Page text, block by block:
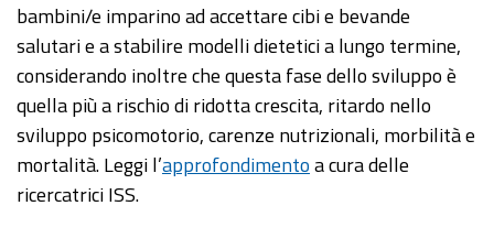
bambini/e imparino ad accettare cibi e bevande
salutari e a stabilire modelli dietetici a lungo termine,
considerando inoltre che questa fase dello sviluppo è
quella più a rischio di ridotta crescita, ritardo nello
sviluppo psicomotorio, carenze nutrizionali, morbilità e
mortalità. Leggi l’approfondimentoa cura delle
ricercatrici ISS.